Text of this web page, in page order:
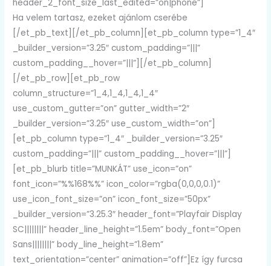
header_2_font_size_last_edited=”on|phone”]
Ha velem tartasz, ezeket ajánlom cserébe
[/et_pb_text][/et_pb_column][et_pb_column type=”1_4″
_builder_version=”3.25″ custom_padding=”|||”
custom_padding__hover=”|||”][/et_pb_column]
[/et_pb_row][et_pb_row
column_structure=”1_4,1_4,1_4,1_4″
use_custom_gutter=”on” gutter_width=”2″
_builder_version=”3.25″ use_custom_width=”on”]
[et_pb_column type=”1_4″ _builder_version=”3.25″
custom_padding=”|||” custom_padding__hover=”|||”]
[et_pb_blurb title=”MUNKÁT” use_icon=”on”
font_icon=”%%168%%” icon_color=”rgba(0,0,0,0.1)”
use_icon_font_size=”on” icon_font_size=”50px”
_builder_version=”3.25.3″ header_font=”Playfair Display
SC||||||||” header_line_height=”1.5em” body_font=”Open
Sans||||||||” body_line_height=”1.8em”
text_orientation=”center” animation=”off”]Ez így furcsa